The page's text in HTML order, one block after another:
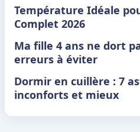
Température Idéale
Complet 2026
Ma fille 4 ans ne dort
erreurs à éviter
Dormir en cuillère : 7
inconforts et mieux